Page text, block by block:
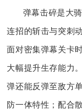
弹幕击碎是大
连招的斩击与突刺
面对密集弹幕关卡
大幅提升生存能力
弹还能反弹至敌方
防一体特性；配合